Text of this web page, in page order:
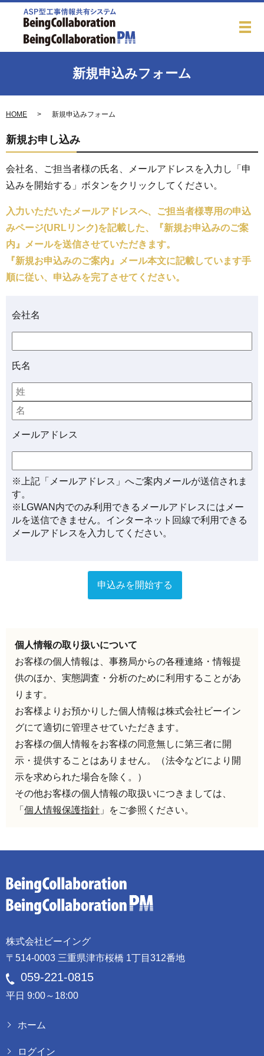
新規申込みフォーム
HOME 新規申込みフォーム
新規お申し込み
会社名、ご担当者様の氏名、メールアドレスを入力し「申
込みを開始する」ボタンをクリックしてください。
入力いただいたメールアドレスへ、ご担当者様専用の申込
みページ(URLリンク)を記載した、『新規お申込みのご案
内』メールを送信させていただきます。
『新規お申込みのご案内』メール本文に記載しています手
順に従い、申込みを完了させてください。
会社名
氏名
メールアドレス
※上記「メールアドレス」へご案内メールが送信されま
す。
※LGWAN内でのみ利用できるメールアドレスにはメー
ルを送信できません。インターネット回線で利用できる
メールアドレスを入力してください。
個人情報の取り扱いについて
お客様の個人情報は、事務局からの各種連絡・情報提
供のほか、実態調査・分析のために利用することがあ
ります。
お客様よりお預かりした個人情報は株式会社ビーイン
グにて適切に管理させていただきます。
お客様の個人情報をお客様の同意無しに第三者に開
示・提供することはありません。（法令などにより開
示を求められた場合を除く。）
その他お客様の個人情報の取扱いにつきましては、
「 個人情報保護指針 」をご参照ください。
株式会社ビーイング
〒514-0003 三重県津市桜橋 1丁目312番地
059-221-0815
平日 9:00～18:00
ホーム
ログイン